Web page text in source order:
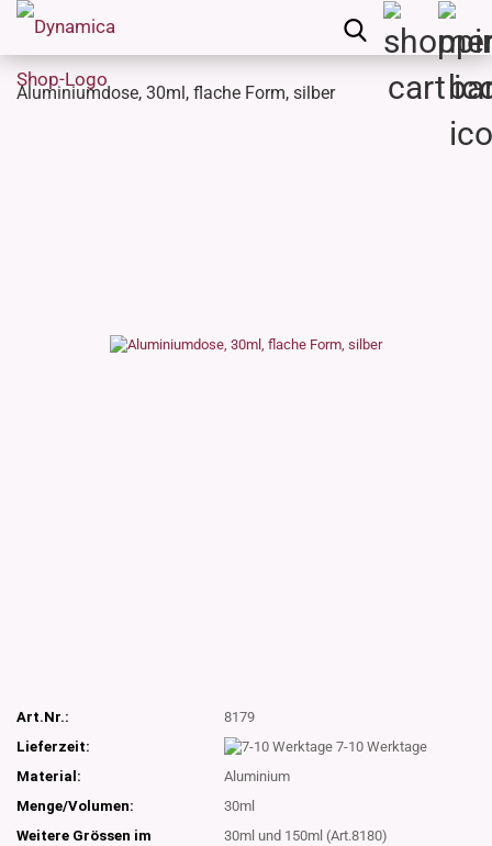
Aluminiumdose, 30ml, flache Form, silber
Art.Nr.:
8179
Lieferzeit:
7-10 Werktage
Material:
Aluminium
Menge/Volumen:
30ml
Weitere Grössen im
30ml und 150ml (Art.8180)